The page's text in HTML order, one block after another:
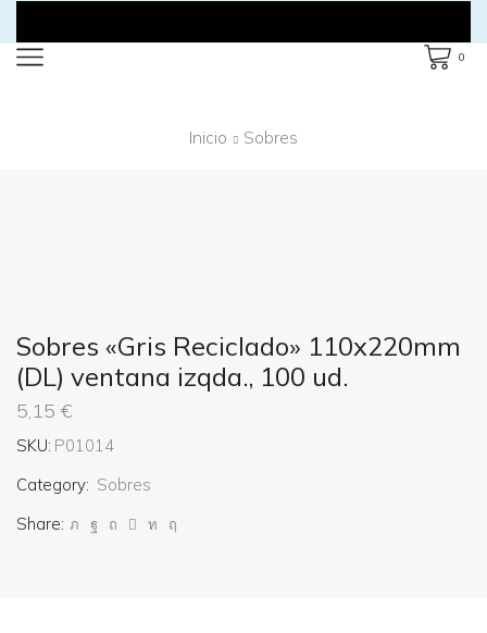
0
Inicio Sobres
Sobres «Gris Reciclado» 110x220mm
(DL) ventana izqda., 100 ud.
5,15 €
SKU: P01014
Category: Sobres
Share: